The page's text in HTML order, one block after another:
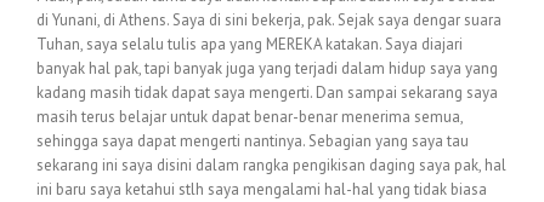
di Yunani, di Athens. Saya di sini bekerja, pak. Sejak saya dengar suara
Tuhan, saya selalu tulis apa yang MEREKA katakan. Saya diajari
banyak hal pak, tapi banyak juga yang terjadi dalam hidup saya yang
kadang masih tidak dapat saya mengerti. Dan sampai sekarang saya
masih terus belajar untuk dapat benar-benar menerima semua,
sehingga saya dapat mengerti nantinya. Sebagian yang saya tau
sekarang ini saya disini dalam rangka pengikisan daging saya pak, hal
ini baru saya ketahui stlh saya mengalami hal-hal yang tidak biasa